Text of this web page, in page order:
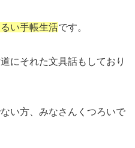
い手帳生活です。
にそれた文具話もしており
い方、みなさんくつろいで